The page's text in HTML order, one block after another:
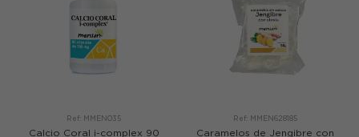
Ref: MMEN035
Calcio Coral i-complex 90
Ref: MMEN628185
Caramelos de Jengibre con